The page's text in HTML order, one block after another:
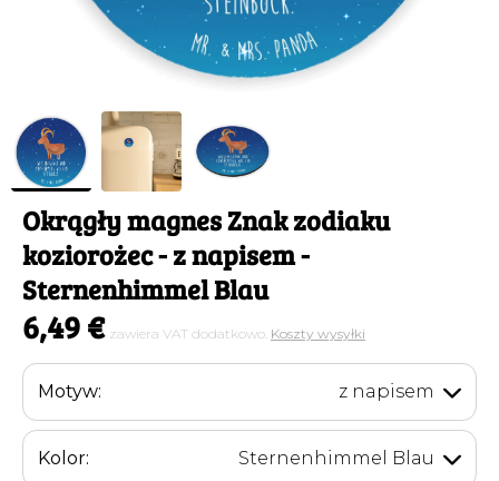
Okrągły magnes Znak zodiaku
koziorożec- z napisem -
Sternenhimmel Blau
6,49 € zawiera VAT dodatkowo. Koszty wysyłki
Motyw: z napisem
Kolor: Sternenhimmel Blau